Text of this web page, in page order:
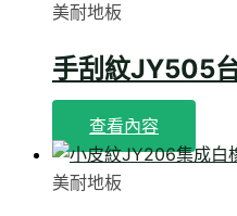
美耐地板
手刮紋JY505
查看內容
美耐地板